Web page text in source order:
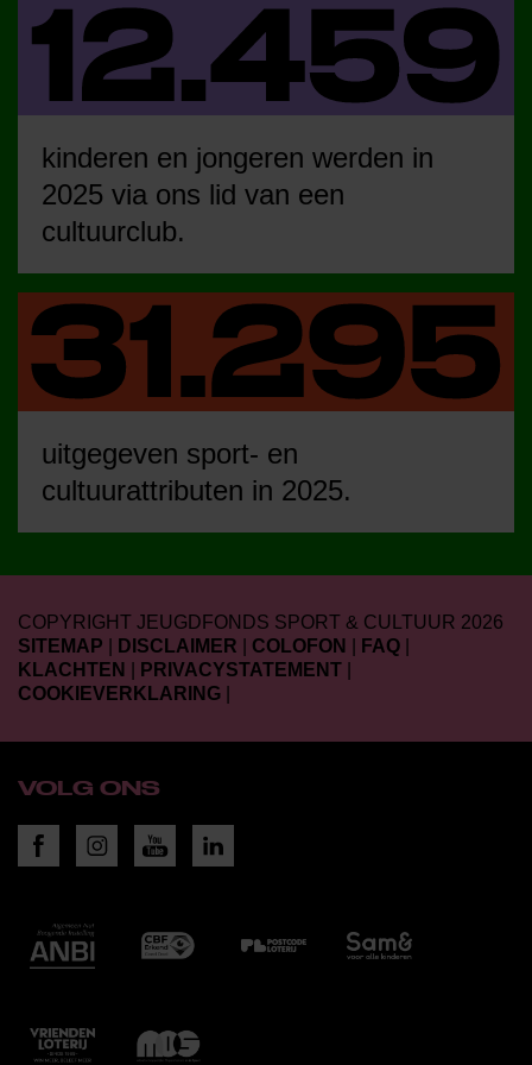
kinderen en jongeren werden in
2025 via ons lid van een
cultuurclub.
uitgegeven sport- en
cultuurattributen in 2025.
COPYRIGHT JEUGDFONDS SPORT & CULTUUR 2026
SITEMAP
DISCLAIMER COLOFON FAQ
KLACHTEN
PRIVACYSTATEMENT
COOKIEVERKLARING
VOLG ONS